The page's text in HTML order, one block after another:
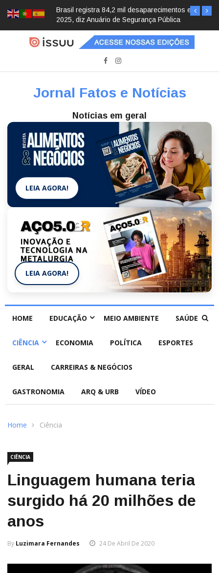
Brasil registra 84,2 mil desaparecimentos em
2025, diz Anuário de Segurança Pública
Jornal Fatos e Notícias
Notícias em geral
LEIA AGORA!
LEIA AGORA!
HOME EDUCAÇÃO MEIO AMBIENTE SAÚDE
CIÊNCIA ECONOMIA POLÍTICA ESPORTES
GERAL CARREIRAS & NEGÓCIOS
GASTRONOMIA ARQ & URB VÍDEO
Home Ciência
CIÊNCIA
Linguagem humana teria
surgido há 20 milhões de
anos
By Luzimara Fernandes 24 De Abril De 2020